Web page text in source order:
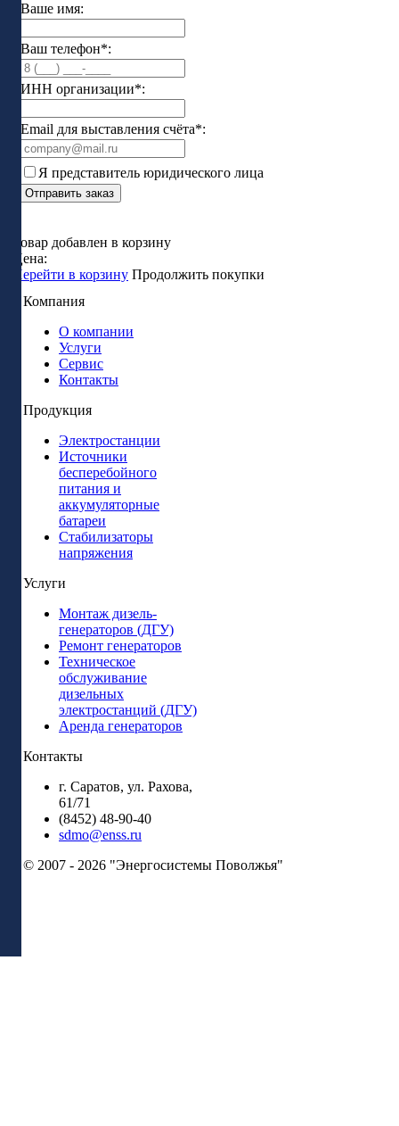
Ваше имя:
Ваш телефон*:
ИНН организации*:
Email для выставления счёта*:
Я представитель юридического лица
Отправить заказ
Товар добавлен в корзину
Цена:
Перейти в корзину Продолжить покупки
Компания
О компании
Услуги
Сервис
Контакты
Продукция
Электростанции
Источники
бесперебойного
питания и
аккумуляторные
батареи
Стабилизаторы
напряжения
Услуги
Монтаж дизель-
генераторов (ДГУ)
Ремонт генераторов
Техническое
обслуживание
дизельных
электростанций (ДГУ)
Аренда генераторов
Контакты
г. Саратов, ул. Рахова,
61/71
(8452) 48-90-40
sdmo@enss.ru
© 2007 - 2026 "Энергосистемы Поволжья"